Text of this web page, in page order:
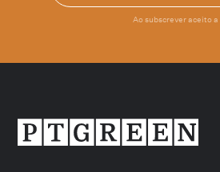
Ao subscrever aceito a